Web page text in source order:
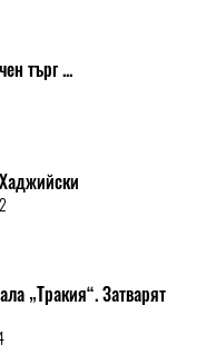
търг ...
„Тракия“. Затварят